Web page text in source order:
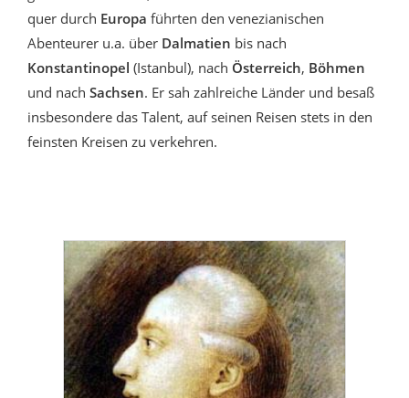
quer durch Europa führten den venezianischen
Abenteurer u.a. über Dalmatien bis nach
Konstantinopel (Istanbul), nach Österreich, Böhmen
und nach Sachsen. Er sah zahlreiche Länder und besaß
insbesondere das Talent, auf seinen Reisen stets in den
feinsten Kreisen zu verkehren.